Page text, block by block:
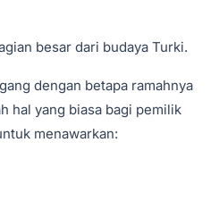
besar dari budaya Turki.
dengan betapa ramahnya
hal yang biasa bagi pemilik
menawarkan: